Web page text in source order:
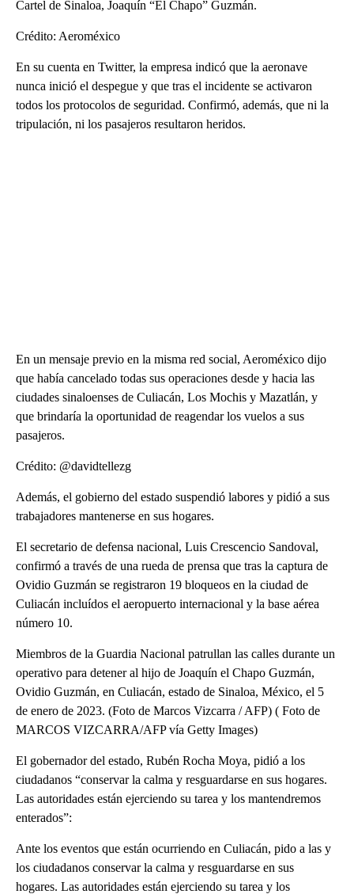
Cartel de Sinaloa, Joaquín “El Chapo” Guzmán.
Crédito: Aeroméxico
En su cuenta en Twitter, la empresa indicó que la aeronave
nunca inició el despegue y que tras el incidente se activaron
todos los protocolos de seguridad. Confirmó, además, que ni la
tripulación, ni los pasajeros resultaron heridos.
En un mensaje previo en la misma red social, Aeroméxico dijo
que había cancelado todas sus operaciones desde y hacia las
ciudades sinaloenses de Culiacán, Los Mochis y Mazatlán, y
que brindaría la oportunidad de reagendar los vuelos a sus
pasajeros.
Crédito: @davidtellezg
Además, el gobierno del estado suspendió labores y pidió a sus
trabajadores mantenerse en sus hogares.
El secretario de defensa nacional, Luis Crescencio Sandoval,
confirmó a través de una rueda de prensa que tras la captura de
Ovidio Guzmán se registraron 19 bloqueos en la ciudad de
Culiacán incluídos el aeropuerto internacional y la base aérea
número 10.
Miembros de la Guardia Nacional patrullan las calles durante un
operativo para detener al hijo de Joaquín el Chapo Guzmán,
Ovidio Guzmán, en Culiacán, estado de Sinaloa, México, el 5
de enero de 2023. (Foto de Marcos Vizcarra / AFP) ( Foto de
MARCOS VIZCARRA/AFP vía Getty Images)
El gobernador del estado, Rubén Rocha Moya, pidió a los
ciudadanos “conservar la calma y resguardarse en sus hogares.
Las autoridades están ejerciendo su tarea y los mantendremos
enterados”:
Ante los eventos que están ocurriendo en Culiacán, pido a las y
los ciudadanos conservar la calma y resguardarse en sus
hogares. Las autoridades están ejerciendo su tarea y los